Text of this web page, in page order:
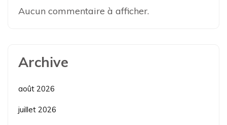
Aucun commentaire à afficher.
Archive
août 2026
juillet 2026